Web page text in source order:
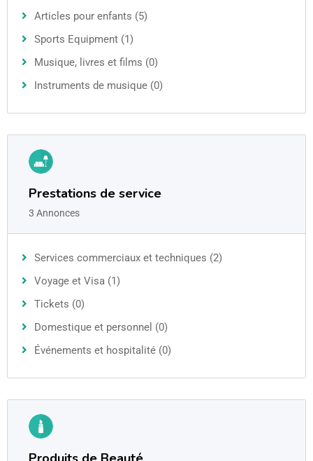
Articles pour enfants (5)
Sports Equipment (1)
Musique, livres et films (0)
Instruments de musique (0)
Prestations de service
3 Annonces
Services commerciaux et techniques (2)
Voyage et Visa (1)
Tickets (0)
Domestique et personnel (0)
Événements et hospitalité (0)